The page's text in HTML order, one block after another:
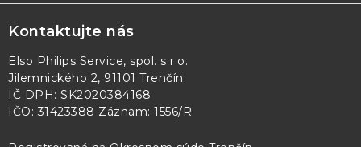
Kontaktujte nás
Elso Philips Service, spol. s r.o.
Jilemnického 2, 91101 Trenčín
IČ DPH: SK2020384168
IČO: 31423388 Záznam: 1556/R